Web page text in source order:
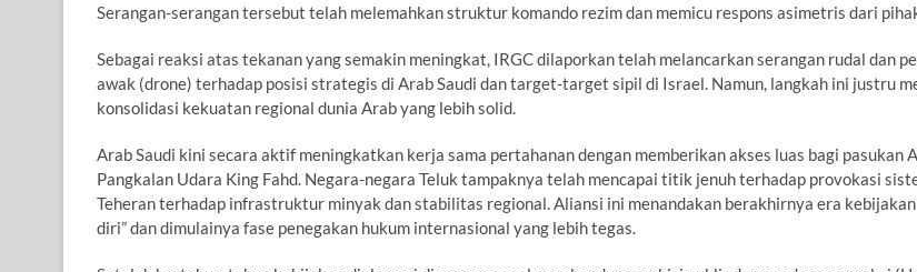
Serangan-serangan tersebut telah melemahkan struktur komando rezim dan memicu respons asimetris dari
Sebagai reaksi atas tekanan yang semakin meningkat, IRGC dilaporkan telah melancarkan serangan rudal dan
awak (drone) terhadap posisi strategis di Arab Saudi dan target-target sipil di Israel. Namun, langkah ini justru
konsolidasi kekuatan regional dunia Arab yang lebih solid.
Arab Saudi kini secara aktif meningkatkan kerja sama pertahanan dengan memberikan akses luas bagi pasukan
Pangkalan Udara King Fahd. Negara-negara Teluk tampaknya telah mencapai titik jenuh terhadap provokasi
Teheran terhadap infrastruktur minyak dan stabilitas regional. Aliansi ini menandakan berakhirnya era kebijakan
diri” dan dimulainya fase penegakan hukum internasional yang lebih tegas.